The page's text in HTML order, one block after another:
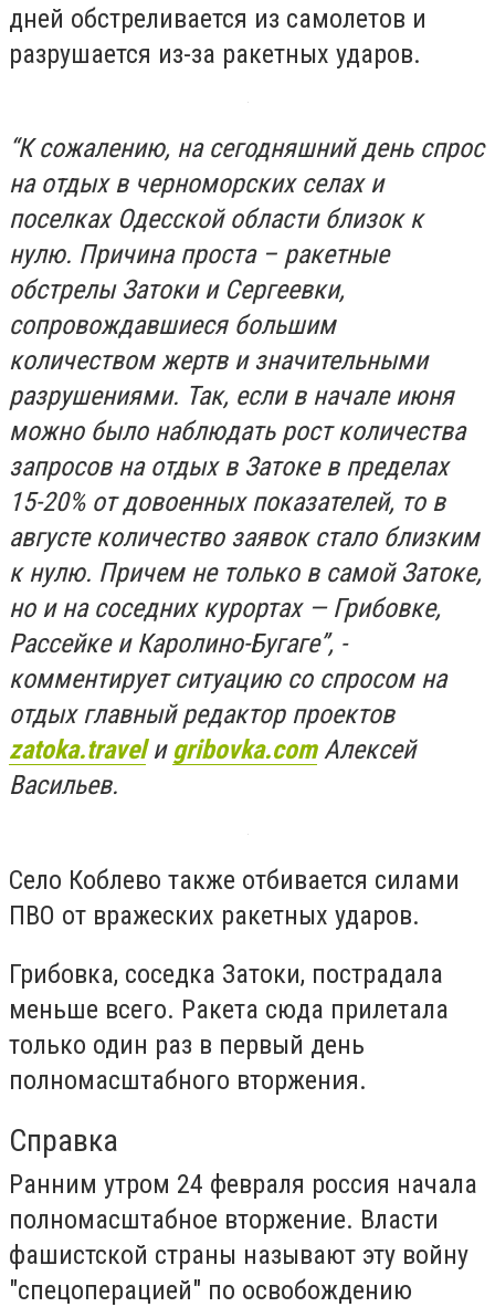
дней обстреливается из самолетов и
разрушается из-за ракетных ударов.
“К сожалению, на сегодняшний день спрос
на отдых в черноморских селах и
поселках Одесской области близок к
нулю. Причина проста – ракетные
обстрелы Затоки и Сергеевки,
сопровождавшиеся большим
количеством жертв и значительными
разрушениями. Так, если в начале июня
можно было наблюдать рост количества
запросов на отдых в Затоке в пределах
15-20% от довоенных показателей, то в
августе количество заявок стало близким
к нулю. Причем не только в самой Затоке,
но и на соседних курортах — Грибовке,
Рассейке и Каролино-Бугаге”, -
комментирует ситуацию со спросом на
отдых главный редактор проектов
zatoka.travelи gribovka.comАлексей
Васильев.
Село Коблево также отбивается силами
ПВО от вражеских ракетных ударов.
Грибовка, соседка Затоки, пострадала
меньше всего. Ракета сюда прилетала
только один раз в первый день
полномасштабного вторжения.
Справка
Ранним утром 24 февраля россия начала
полномасштабное вторжение. Власти
фашистской страны называют эту войну
"спецоперацией" по освобождению